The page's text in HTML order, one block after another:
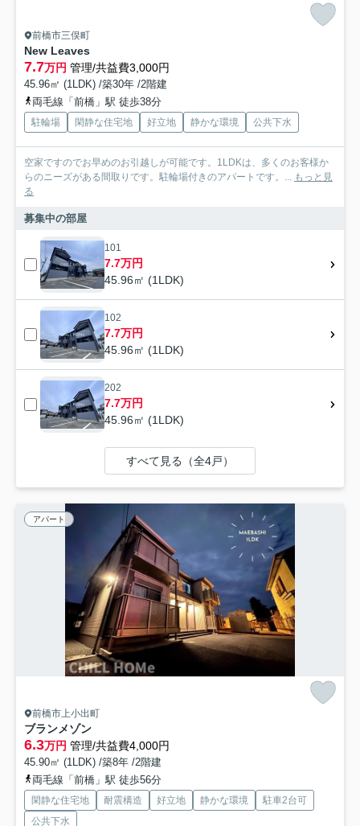
前橋市三俣町
New Leaves
7.7万円 管理/共益費3,000円
45.96㎡ (1LDK) /築30年 /2階建
両毛線「前橋」駅 徒歩38分
駐輪場 閑静な住宅地 好立地 静かな環境 公共下水
空家ですのでお早めのお引越しが可能です。1LDKは、多くのお客様か
らのニーズがある間取りです。駐輪場付きのアパートです。... もっと見
る
募集中の部屋
101
7.7万円
45.96㎡ (1LDK)
102
7.7万円
45.96㎡ (1LDK)
202
7.7万円
45.96㎡ (1LDK)
すべて見る（全4戸）
アパート
前橋市上小出町
ブランメゾン
6.3万円 管理/共益費4,000円
45.90㎡ (1LDK) /築8年 /2階建
両毛線「前橋」駅 徒歩56分
閑静な住宅地 耐震構造 好立地 静かな環境
駐車2台可
公共下水